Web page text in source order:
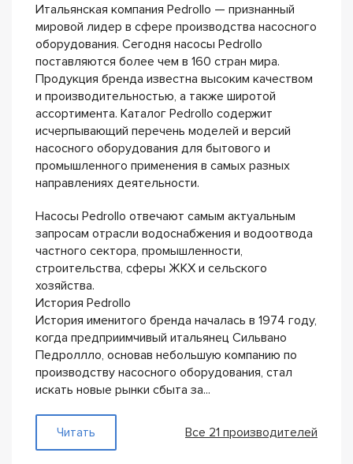
Итальянская компания Pedrollo — признанный
мировой лидер в сфере производства насосного
оборудования. Сегодня насосы Pedrollo
поставляются более чем в 160 стран мира.
Продукция бренда известна высоким качеством
и производительностью, а также широтой
ассортимента. Каталог Pedrollo содержит
исчерпывающий перечень моделей и версий
насосного оборудования для бытового и
промышленного применения в самых разных
направлениях деятельности.
Насосы Pedrollo отвечают самым актуальным
запросам отрасли водоснабжения и водоотвода
частного сектора, промышленности,
строительства, сферы ЖКХ и сельского
хозяйства.
История Pedrollo
История именитого бренда началась в 1974 году,
когда предприимчивый итальянец Сильвано
Педроллло, основав небольшую компанию по
производству насосного оборудования, стал
искать новые рынки сбыта за...
Читать Все 21 производителей